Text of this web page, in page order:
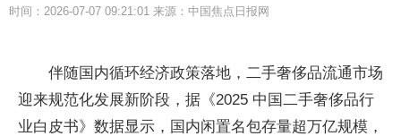
时间：2026-07-07 09:21:01 来源：中国焦点日报网
伴随国内循环经济政策落地，二手奢侈品流通市场
迎来规范化发展新阶段，据《2025 中国二手奢侈品行
业白皮书》数据显示，国内闲置名包存量超万亿规模，